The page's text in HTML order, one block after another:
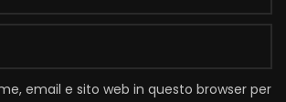
email e sito web in questo browser per